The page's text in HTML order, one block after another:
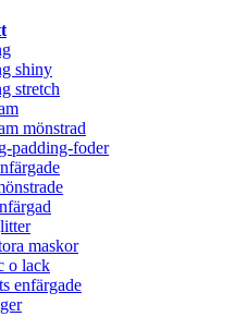
shiny
stretch
mönstrad
padding-foder
maskor
o lack
enfärgade